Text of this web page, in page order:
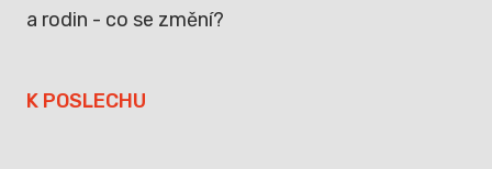
a rodin - co se změní?
K POSLECHU